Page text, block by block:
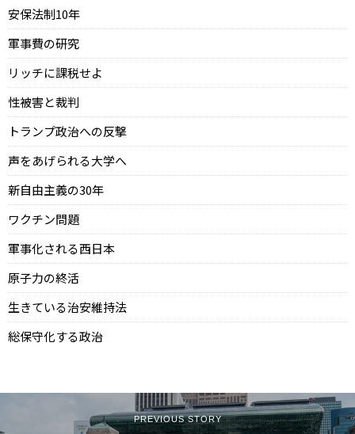
安保法制10年
軍事費の研究
リッチに課税せよ
性被害と裁判
トランプ政治への反撃
声をあげられる大学へ
新自由主義の30年
ワクチン問題
軍事化される西日本
原子力の終活
生きている治安維持法
総保守化する政治
PREVIOUS STORY